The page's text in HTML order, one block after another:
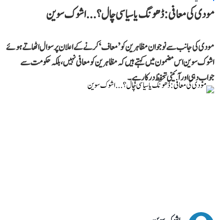
مودی کی معافی: ڈھونگ یا سیاسی چال؟...اشوک سوین
مودی کی جانب سے نوجوان مظاہرین کو ’معاف‘ کرنے کے اعلان پر سوال اٹھاتے ہوئے
اشوک سوین اس مضمون میں کہتے ہیں کہ مظاہرین کو معافی نہیں، بلکہ حکومت سے
جواب دہی اور آئینی تحفظ درکار ہے۔